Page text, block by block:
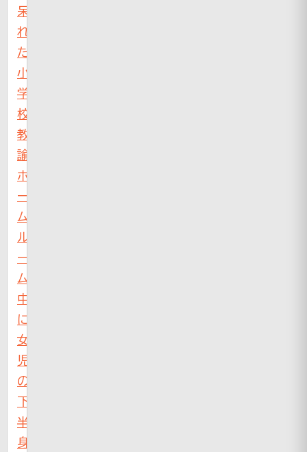
呆
れ
た
小
学
校
教
諭、
ホ
ー
ム
ル
ー
ム
中
に
女
児
の
下
半
身